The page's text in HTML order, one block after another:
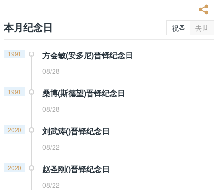
本月纪念日 祝圣 去世
1991 方会敏(安多尼)晋铎纪念日
08/28
1991 桑博(斯德望)晋铎纪念日
08/28
2020 刘武涛()晋铎纪念日
08/22
2020 赵圣刚()晋铎纪念日
08/22